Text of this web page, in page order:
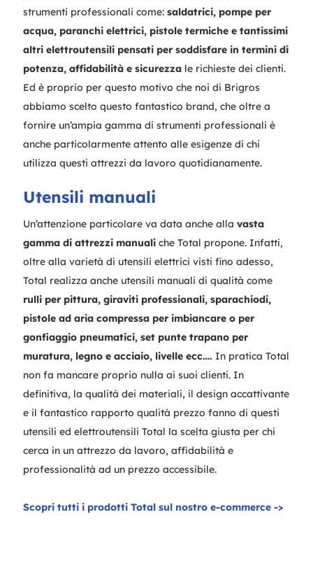
strumenti professionali come: saldatrici, pompe per
acqua, paranchi elettrici, pistole termiche e tantissimi
altri elettroutensili pensati per soddisfare in termini di
potenza, affidabilità e sicurezzale richieste dei clienti.
Ed è proprio per questo motivo che noi di Brigros
abbiamo scelto questo fantastico brand, che oltre a
fornire un’ampia gamma di strumenti professionali è
anche particolarmente attento alle esigenze di chi
utilizza questi attrezzi da lavoro quotidianamente.
Utensili manuali
Un’attenzione particolare va data anche alla vasta
gamma di attrezzi manualiche Total propone. Infatti,
oltre alla varietà di utensili elettrici visti fino adesso,
Total realizza anche utensili manuali di qualità come
rulli per pittura, giraviti professionali, sparachiodi,
pistole ad aria compressa per imbiancare o per
gonfiaggio pneumatici, set punte trapano per
muratura, legno e acciaio, livelle ecc…. In pratica Total
non fa mancare proprio nulla ai suoi clienti. In
definitiva, la qualità dei materiali, il design accattivante
e il fantastico rapporto qualità prezzo fanno di questi
utensili ed elettroutensili Total la scelta giusta per chi
cerca in un attrezzo da lavoro, affidabilità e
professionalità ad un prezzo accessibile.
Scopri tutti i prodotti Total sul nostro e-commerce ->